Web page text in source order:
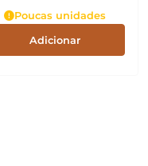
Poucas unidades
Adicionar